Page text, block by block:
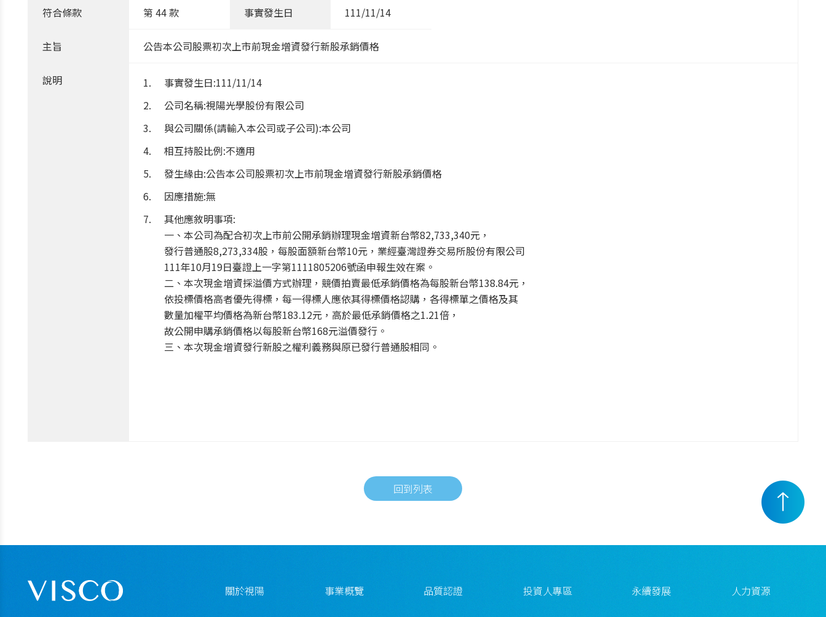
符合條款 第 44 款 事實發生日 111/11/14
主旨 公告本公司股票初次上市前現金增資發行新股承銷價格
說明
事實發生日:111/11/14
公司名稱:視陽光學股份有限公司
與公司關係(請輸入本公司或子公司):本公司
相互持股比例:不適用
發生緣由:公告本公司股票初次上市前現金增資發行新股承銷價格
因應措施:無
其他應敘明事項:
一、本公司為配合初次上市前公開承銷辦理現金增資新台幣82,733,340元，
發行普通股8,273,334股，每股面額新台幣10元，業經臺灣證券交易所股份有限公司
111年10月19日臺證上一字第1111805206號函申報生效在案。
二、本次現金增資採溢價方式辦理，競價拍賣最低承銷價格為每股新台幣138.84元，
依投標價格高者優先得標，每一得標人應依其得標價格認購，各得標單之價格及其
數量加權平均價格為新台幣183.12元，高於最低承銷價格之1.21倍，
故公開申購承銷價格以每股新台幣168元溢價發行。
三、本次現金增資發行新股之權利義務與原已發行普通股相同。
回到列表
關於視陽 事業概覽 品質認證 投資人專區 永續發展 人力資源